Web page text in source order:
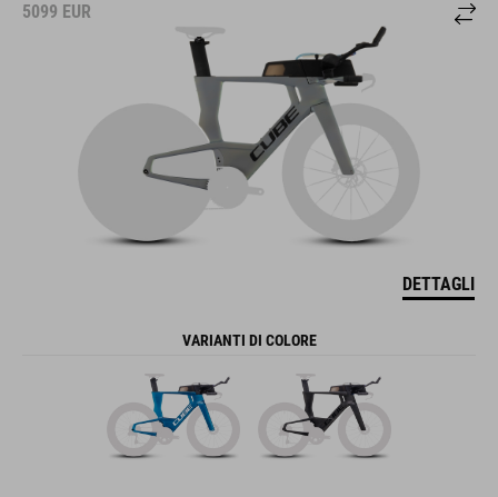
5099 EUR
DETTAGLI
VARIANTI DI COLORE